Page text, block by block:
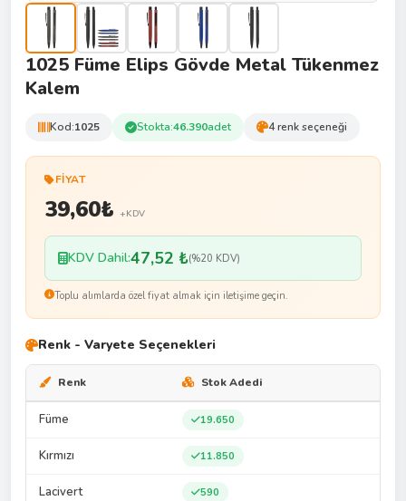
1025 Füme Elips Gövde Metal Tükenmez
Kalem
Kod:1025 Stokta:46.390adet 4 renk seçeneği
FIYAT
39,60₺ +KDV
KDV Dahil:47,52 ₺(%20 KDV)
Toplu alımlarda özel fiyat almak için iletişime geçin.
Renk - Varyete Seçenekleri
Renk Stok Adedi
Füme 19.650
Kırmızı 11.850
Lacivert 590